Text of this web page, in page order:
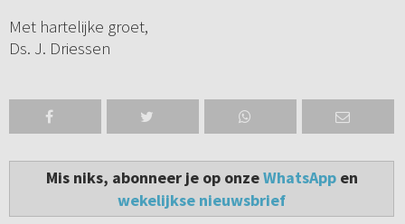
Met hartelijke groet,
Ds. J. Driessen
Mis niks, abonneer je op onzeWhatsAppen
wekelijkse nieuwsbrief